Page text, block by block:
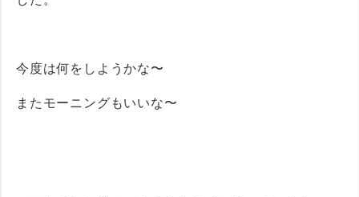
今度は何をしようかな〜
またモーニングもいいな〜